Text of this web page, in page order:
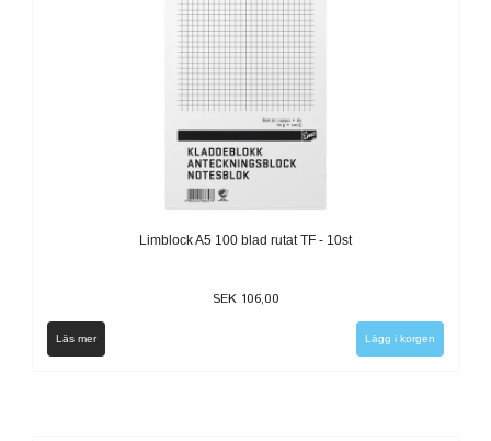
Limblock A5 100 blad rutat TF - 10st
SEK 106,00
Läs mer